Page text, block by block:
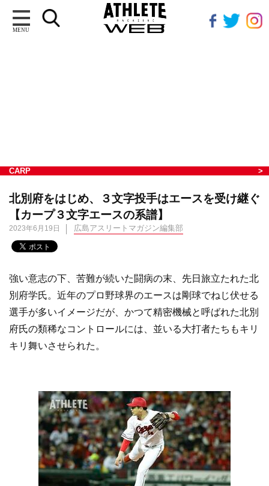
MENU
CARP
北別府をはじめ、３文字投手はエースを受け継ぐ
【カープ３文字エースの系譜】
2023年6月19日 広島アスリートマガジン編集部
強い意志の下、苦難が続いた闘病の末、先日旅立たれた北
別府学氏。近年のプロ野球界のエースは剛球でねじ伏せる
選手が多いイメージだが、かつて精密機械と呼ばれた北別
府氏の類稀なコントロールには、並いる大打者たちもキリ
キリ舞いさせられた。